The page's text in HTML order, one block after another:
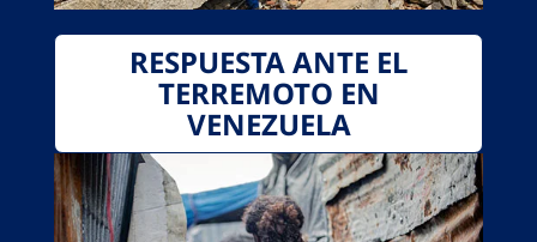
RESPUESTA ANTE EL
TERREMOTO EN
VENEZUELA